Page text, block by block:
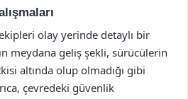
olay yerinde detaylı bir
meydana geliş şekli, sürücülerin
altında olup olmadığı gibi
çevredeki güvenlik